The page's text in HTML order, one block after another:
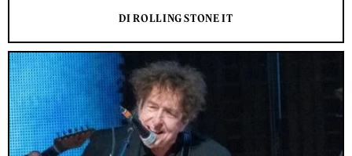
DI ROLLING STONE IT